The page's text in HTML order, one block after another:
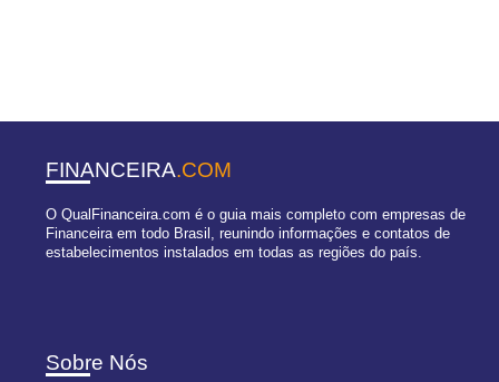
FINANCEIRA.COM
O QualFinanceira.com é o guia mais completo com empresas de
Financeira em todo Brasil, reunindo informações e contatos de
estabelecimentos instalados em todas as regiões do país.
Sobre Nós